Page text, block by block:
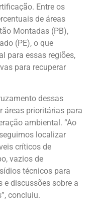
Entre os
de áreas
Montadas (PB),
(PE), o que
para essas regiões,
para recuperar
dessas
áreas prioritárias para
ambiental. “Ao
localizar
críticos de
vazios de
técnicos para
e discussões sobre a
concluiu.